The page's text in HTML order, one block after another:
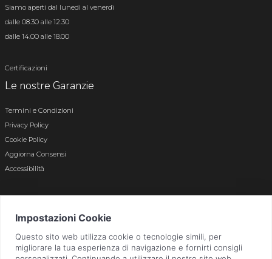
Siamo aperti dal lunedì al venerdì
dalle 08.30 alle 12.30
dalle 14.00 alle 18.00
Certificazioni
Le nostre Garanzie
Termini e Condizioni
Privacy Policy
Cookie Policy
Aggiorna Consensi
Accessibilità
Bergamo n. 01496180165 · Capitale Sociale i.v. € 800.000,00